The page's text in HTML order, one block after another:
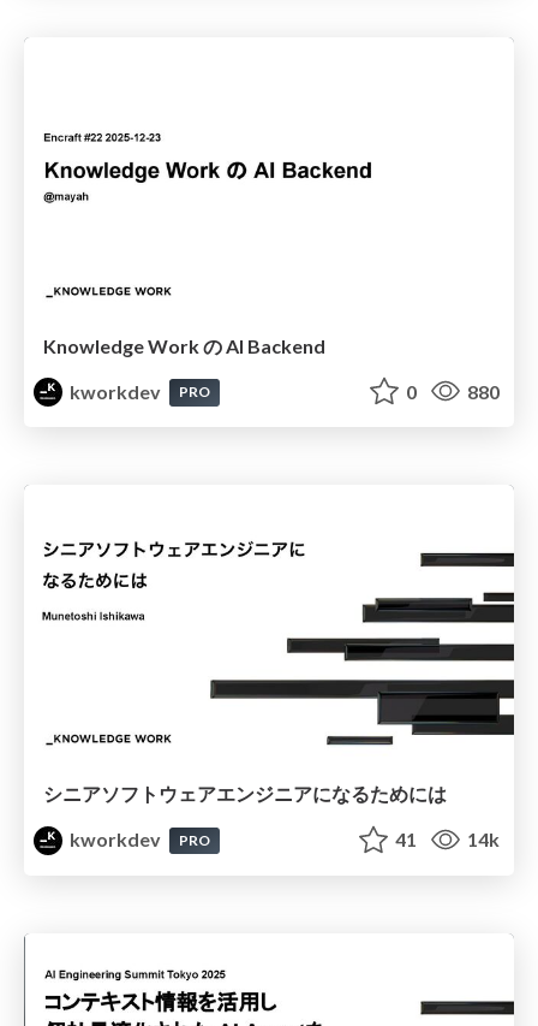
Knowledge Work の AI Backend
kworkdev
PRO 0 880
シニアソフトウェアエンジニアになるためには
kworkdev
PRO 41 14k